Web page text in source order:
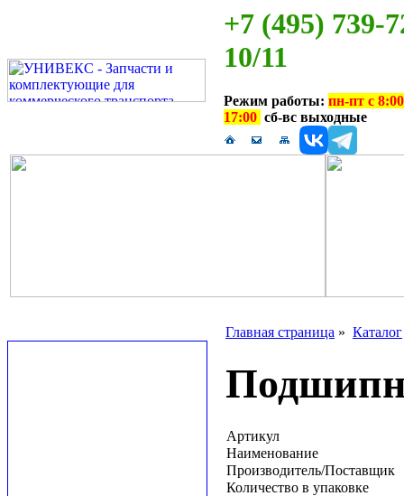
+7 (495) 739-
10/11
Режим работы: пн-пт с
17:00 сб-вс выходные
Главная страница » Каталог
Артикул
Наименование
Производитель/Поставщик
Количество в упаковке